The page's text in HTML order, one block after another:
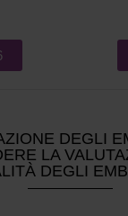
DEGLI
LA
DEGLI